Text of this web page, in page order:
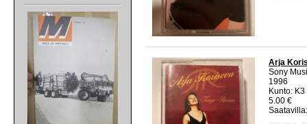
Arja
Sony
1996
Kunto:
5.00 €